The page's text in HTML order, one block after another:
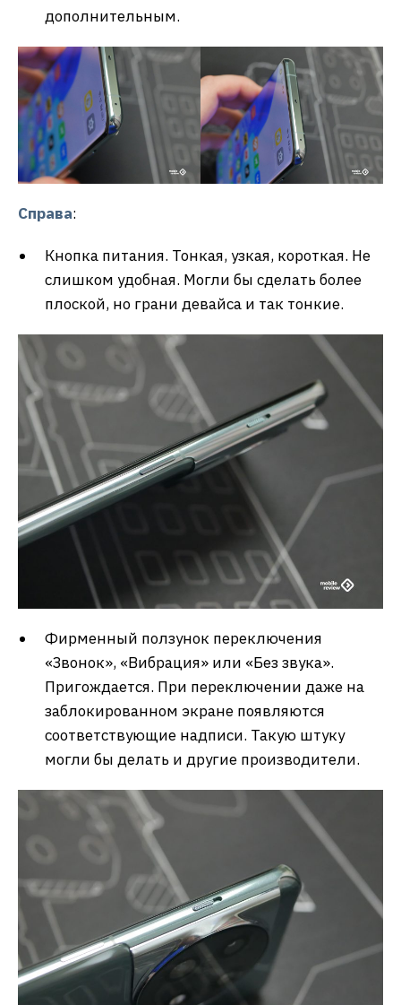
дополнительным.
Справа:
Кнопка питания. Тонкая, узкая, короткая. Не
слишком удобная. Могли бы сделать более
плоской, но грани девайса и так тонкие.
Фирменный ползунок переключения
«Звонок», «Вибрация» или «Без звука».
Пригождается. При переключении даже на
заблокированном экране появляются
соответствующие надписи. Такую штуку
могли бы делать и другие производители.